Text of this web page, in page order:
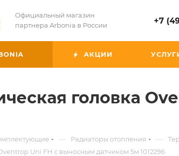
Официальный магазин
партнера Arbonia в России
+7
АКЦИИ
головка
— Радиаторы отопления —
Uni FH с выносным датчиком 5м 1012296